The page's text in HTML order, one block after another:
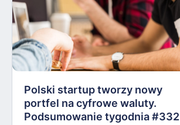
Polski startup tworzy nowy
portfel na cyfrowe waluty.
Podsumowanie tygodnia #332